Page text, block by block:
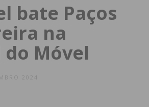
bate Paços
na
Móvel
2024